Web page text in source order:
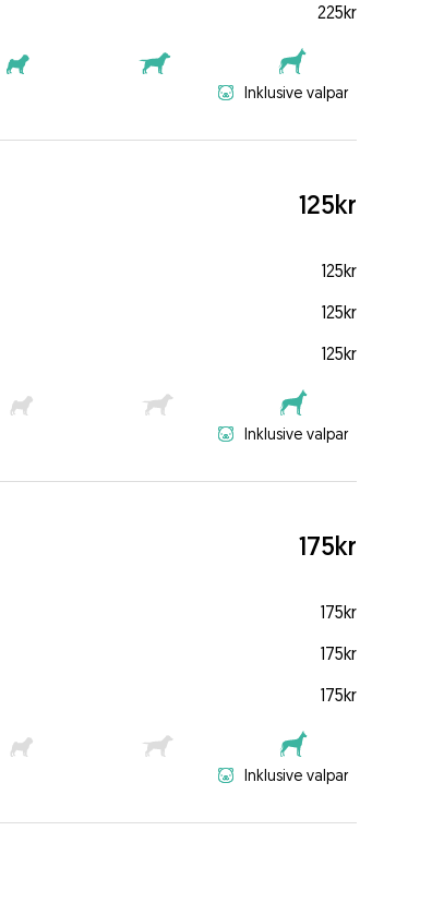
225kr
Inklusive valpar
125kr
125kr
125kr
125kr
Inklusive valpar
175kr
175kr
175kr
175kr
Inklusive valpar